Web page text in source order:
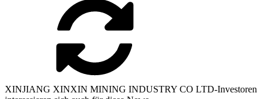
XINJIANG XINXIN MINING INDUSTRY CO LTD-Investoren